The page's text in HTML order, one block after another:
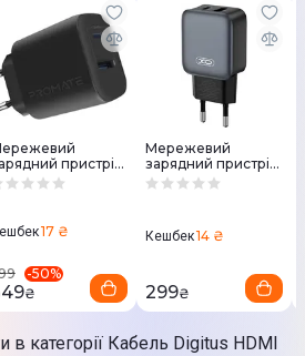
)
пристрій
17W USB-
17 ₴
-50%
₴
Мережевий
зарядний пристрій
XO 20W USB-C +
Кешбек14 ₴
299₴
в категорії Кабель Digitus HDMI